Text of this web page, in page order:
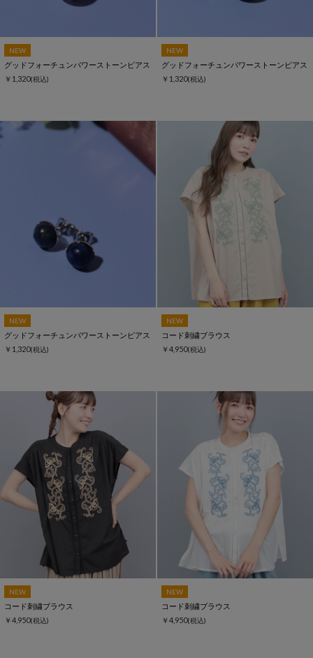
NEW
グッドフォーチュンパワーストーンピアス
￥1,320(税込)
NEW
グッドフォーチュンパワーストーンピアス
￥1,320(税込)
NEW
グッドフォーチュンパワーストーンピアス
￥1,320(税込)
NEW
コード刺繍ブラウス
￥4,950(税込)
NEW
コード刺繍ブラウス
￥4,950(税込)
NEW
コード刺繍ブラウス
￥4,950(税込)